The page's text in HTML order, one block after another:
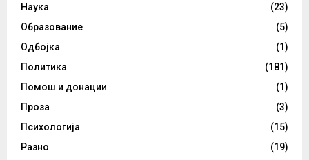
Наука
(23)
Образование
(5)
Одбојка
(1)
Политика
(181)
Помош и донации
(1)
Проза
(3)
Психологија
(15)
Разно
(19)